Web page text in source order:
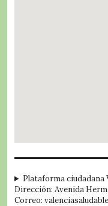
Plataforma ciudadana
Dirección: Avenida
Correo: